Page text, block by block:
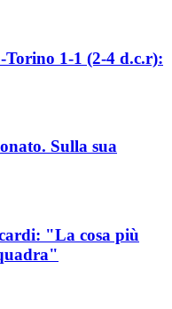
1-1 (2-4 d.c.r):
Sulla sua
"La cosa più